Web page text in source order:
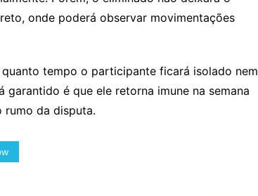
onde poderá observar movimentações
tempo o participante ficará isolado nem
é que ele retorna imune na semana
rumo da disputa.